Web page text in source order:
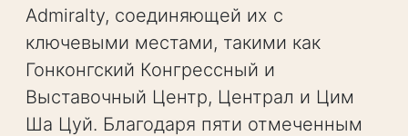
Admiralty, соединяющей их с
ключевыми местами, такими как
Гонконгский Конгрессный и
Выставочный Центр, Централ и Цим
Ша Цуй. Благодаря пяти отмеченным